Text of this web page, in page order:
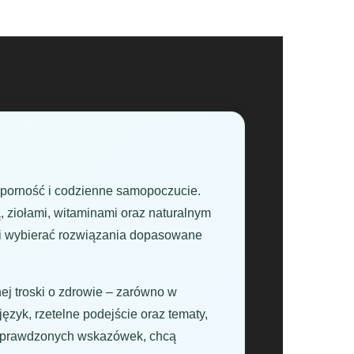
i codzienne samopoczucie.
witaminami oraz naturalnym
wybierać rozwiązania dopasowane
troski o zdrowie – zarówno w
rzetelne podejście oraz tematy,
wskazówek, chcą